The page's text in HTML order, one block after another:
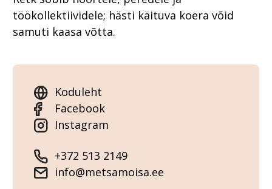
töökollektiividele; hästi käituva koera võid
samuti kaasa võtta.
Koduleht
Facebook
Instagram
+372 513 2149
info@metsamoisa.ee